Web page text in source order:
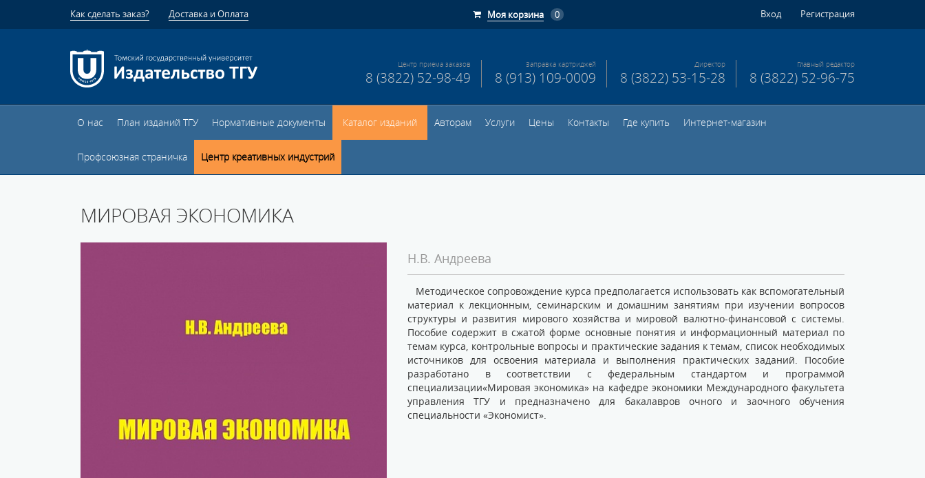
Как сделать заказ? Доставка и Оплата Моя корзина 0 Вход Регистрация
Центр приема заказов
8 (3822) 52-98-49
Заправка картриджей
8 (913) 109-0009
Директор
8 (3822) 53-15-28
Главный редактор
8 (3822) 52-96-75
О нас План изданий ТГУ Нормативные документы Каталог изданий Авторам Услуги Цены Контакты Где купить Интернет-магазин
Профсоюзная страничка Центр креативных индустрий
МИРОВАЯ ЭКОНОМИКА
Н.В. Андреева
Методическое сопровождение курса предполагается использовать как вспомогательный
материал к лекционным, семинарским и домашним занятиям при изучении вопросов
структуры и развития мирового хозяйства и мировой валютно-финансовой с системы.
Пособие содержит в сжатой форме основные понятия и информационный материал по
темам курса, контрольные вопросы и практические задания к темам, список необходимых
источников для освоения материала и выполнения практических заданий. Пособие
разработано в соответствии с федеральным стандартом и программой
специализации«Мировая экономика» на кафедре экономики Международного факультета
управления ТГУ и предназначено для бакалавров очного и заочного обучения
специальности «Экономист».